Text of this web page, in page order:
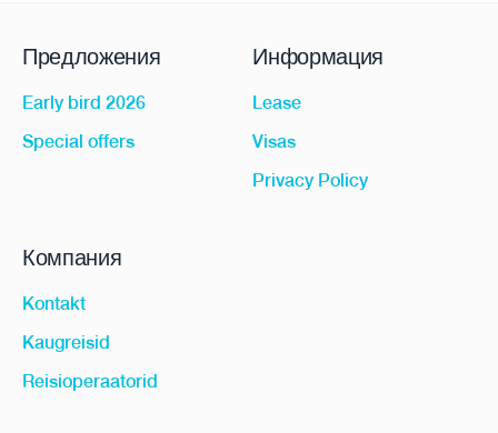
Предложения
Early bird 2026
Special offers
Информация
Lease
Visas
Privacy Policy
Компания
Kontakt
Kaugreisid
Reisioperaatorid